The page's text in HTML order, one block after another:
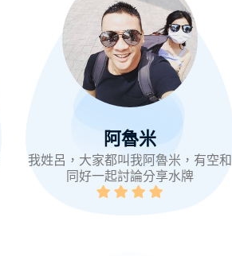
阿魯米
我姓呂，大家都叫我阿魯米，有空和
同好一起討論分享水牌